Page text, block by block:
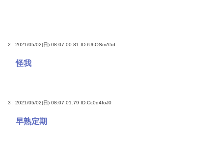
2 : 2021/05/02(日) 08:07:00.81 ID:tUhOSmA5d
怪我
3 : 2021/05/02(日) 08:07:01.79 ID:Cc0d4foJ0
早熟定期